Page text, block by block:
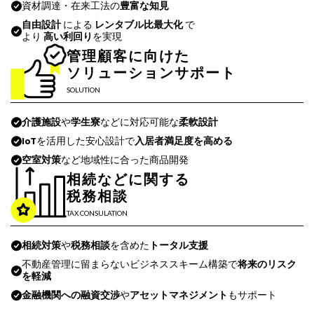
資材調達・在来工法の豊富な知見
自由設計による レンタブル比最大化で
より 高い利回り を実現
管理顧客に向けた
ソリューションサポート
SOLUTION
介護施設や学生寮などに対応可能な柔軟設計
IoTを活用した安心設計で入居者満足度を高める
空室対策など地域性に合った商品開発
相続などに関する
税務相談
TAX CONSULATION
相続対策や税務相談を含めた トータル支援
不動産管理に留まらないビジネススキーム構築で将来のリスク
を軽減
金融機関への融資交渉やアセットマネジメント もサポート